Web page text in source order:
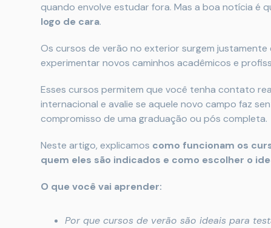
quando envolve estudar fora. Mas a boa notícia é
logo de cara.
Os cursos de verão no exterior surgem
experimentar novos caminhos acadêmicos e
Esses cursos permitem que você tenha contato
internacional e avalie se aquele novo campo faz
compromisso de uma graduação ou pós completa.
Neste artigo, explicamos como funcionam os
quem eles são indicados e como escolher o
O que você vai aprender:
Por que cursos de verão são ideais para